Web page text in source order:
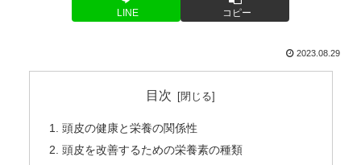
LINE コピー
2023.08.29
目次
頭皮の健康と栄養の関係性
頭皮を改善するための栄養素の種類